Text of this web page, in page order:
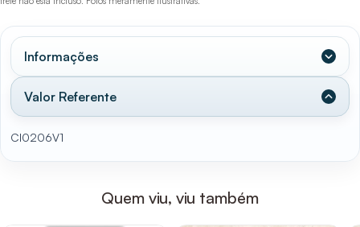
Informações
Valor Referente
CI0206V1
Quem viu, viu também